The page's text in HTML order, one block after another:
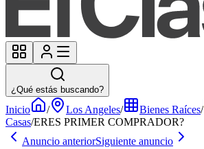
¿Qué estás buscando?
Inicio / Los Angeles/ Bienes Raíces/
Casas/ERES PRIMER COMPRADOR?
Anuncio anteriorSiguiente anuncio